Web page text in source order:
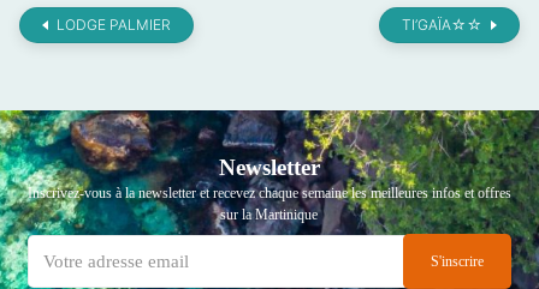
LODGE PALMIER TI’GAÏA☆☆
Newsletter
Inscrivez-vous à la newsletter et recevez chaque semaine les meilleures infos et offres
sur la Martinique